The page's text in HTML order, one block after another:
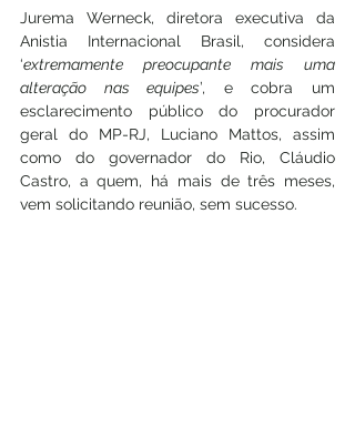
Jurema Werneck, diretora executiva da
Anistia Internacional Brasil, considera
‘extremamente preocupante mais uma
alteração nas equipes’, e cobra um
esclarecimento público do procurador
geral do MP-RJ, Luciano Mattos, assim
como do governador do Rio, Cláudio
Castro, a quem, há mais de três meses,
vem solicitando reunião, sem sucesso.